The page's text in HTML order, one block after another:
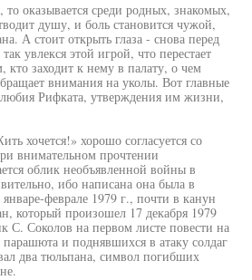
то оказывается среди родных, знакомых,
душу, и боль становится чужой,
А стоит открыть глаза - снова перед
увлекся этой игрой, что перестает
кто заходит к нему в палату, о чем
внимания на уколы. Вот главные
Рифката, утверждения им жизни,
хочется!» хорошо согласуется со
внимательном прочтении
облик необъявленной войны в
ибо написана она была в
феврале 1979 г., почти в канун
который произошел 17 декабря 1979
С. Соколов на первом листе повести на
и поднявшихся в атаку солдаг
два тюльпана, символ погибших